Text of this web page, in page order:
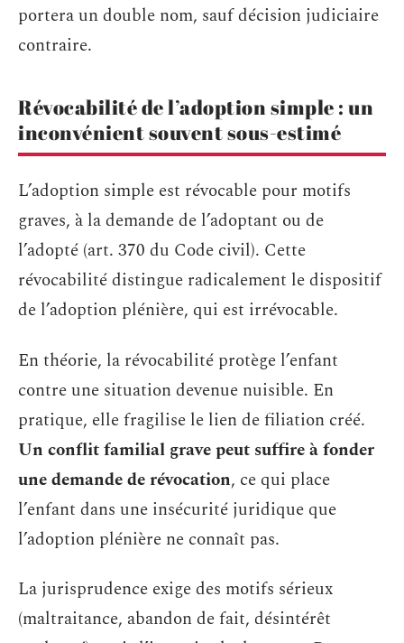
portera un double nom, sauf décision judiciaire
contraire.
Révocabilité de l’adoption simple : un
inconvénient souvent sous-estimé
L’adoption simple est révocable pour motifs
graves, à la demande de l’adoptant ou de
l’adopté (art. 370 du Code civil). Cette
révocabilité distingue radicalement le dispositif
de l’adoption plénière, qui est irrévocable.
En théorie, la révocabilité protège l’enfant
contre une situation devenue nuisible. En
pratique, elle fragilise le lien de filiation créé.
Un conflit familial grave peut suffire à fonder
une demande de révocation, ce qui place
l’enfant dans une insécurité juridique que
l’adoption plénière ne connaît pas.
La jurisprudence exige des motifs sérieux
(maltraitance, abandon de fait, désintérêt